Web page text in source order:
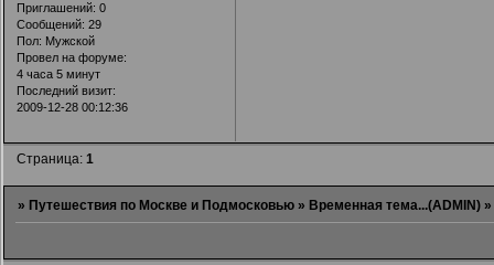
Приглашений: 0
Сообщений: 29
Пол: Мужской
Провел на форуме:
4 часа 5 минут
Последний визит:
2009-12-28 00:12:36
Страница: 1
» Путешествия по Москве и Подмосковью » Временная тема...(ADMIN) »